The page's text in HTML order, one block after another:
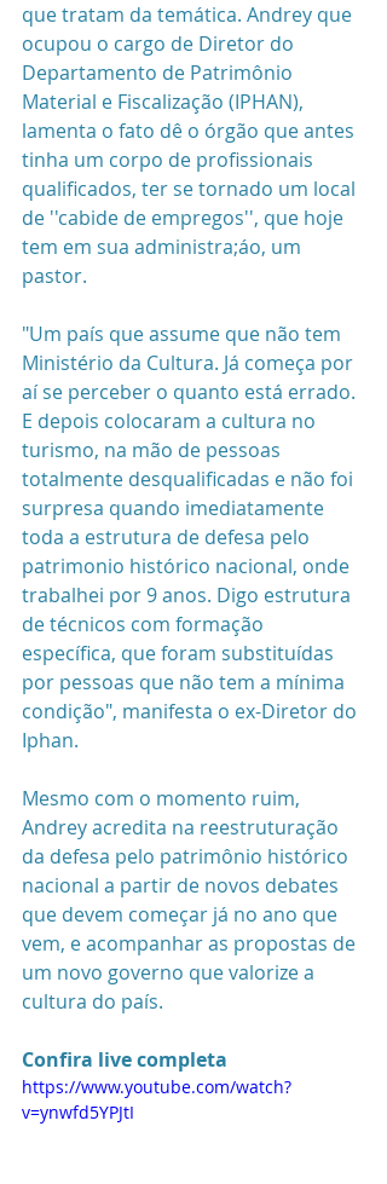
que tratam da temática. Andrey que
ocupou o cargo de Diretor do
Departamento de Patrimônio
Material e Fiscalização (IPHAN),
lamenta o fato dê o órgão que antes
tinha um corpo de profissionais
qualificados, ter se tornado um local
de ''cabide de empregos'', que hoje
tem em sua administra;áo, um
pastor.
"Um país que assume que não tem
Ministério da Cultura. Já começa por
aí se perceber o quanto está errado.
E depois colocaram a cultura no
turismo, na mão de pessoas
totalmente desqualificadas e não foi
surpresa quando imediatamente
toda a estrutura de defesa pelo
patrimonio histórico nacional, onde
trabalhei por 9 anos. Digo estrutura
de técnicos com formação
específica, que foram substituídas
por pessoas que não tem a mínima
condição", manifesta o ex-Diretor do
Iphan.
Mesmo com o momento ruim,
Andrey acredita na reestruturação
da defesa pelo patrimônio histórico
nacional a partir de novos debates
que devem começar já no ano que
vem, e acompanhar as propostas de
um novo governo que valorize a
cultura do país.
Confira live completa
https://www.youtube.com/watch?
v=ynwfd5YPJtI